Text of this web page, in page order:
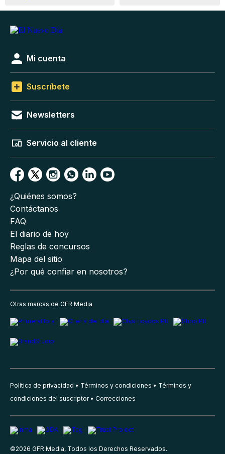
Mi cuenta
Suscríbete
Newsletters
Servicio al cliente
¿Quiénes somos?
Contáctanos
FAQ
El diario de hoy
Reglas de concursos
Mapa del sitio
¿Por qué confiar en nosotros?
Otras marcas de GFR Media
Política de privacidad Términos y condiciones
Términos y
condiciones del suscriptor
Correcciones
©2026 GFR Media, Todos los Derechos Reservados.